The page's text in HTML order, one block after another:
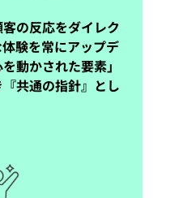
の反応をダイレク
験を常にアップデ
動かされた要素」
共通の指針』とし